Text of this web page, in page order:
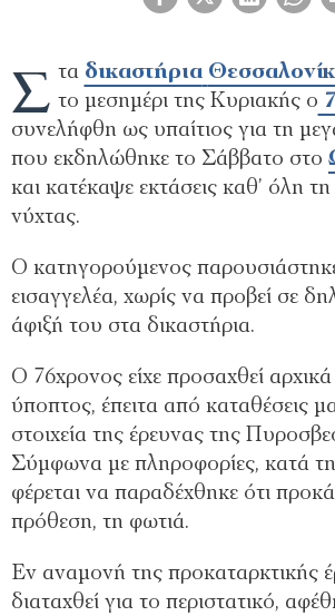
Σ τα δικαστήρια
το μεσημέρι της Κυριακής ο
συνελήφθη ως υπαίτιος για τη
που εκδηλώθηκε το Σάββατο στο
και κατέκαψε εκτάσεις καθ’ όλη τη
νύχτας.
Ο κατηγορούμενος
εισαγγελέα, χωρίς να προβεί σε
άφιξή του στα δικαστήρια.
Ο 76χρονος είχε προσαχθεί
ύποπτος, έπειτα από καταθέσεις
στοιχεία της έρευνας της
Σύμφωνα με πληροφορίες, κατά
φέρεται να παραδέχθηκε ότι
πρόθεση, τη φωτιά.
Εν αναμονή της προκαταρκτικής
διαταχθεί για το περιστατικό,